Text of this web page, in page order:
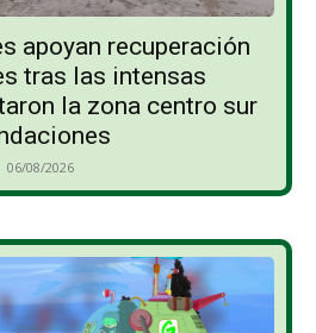
apoyan recuperación
tras las intensas
la zona centro sur
06/08/2026